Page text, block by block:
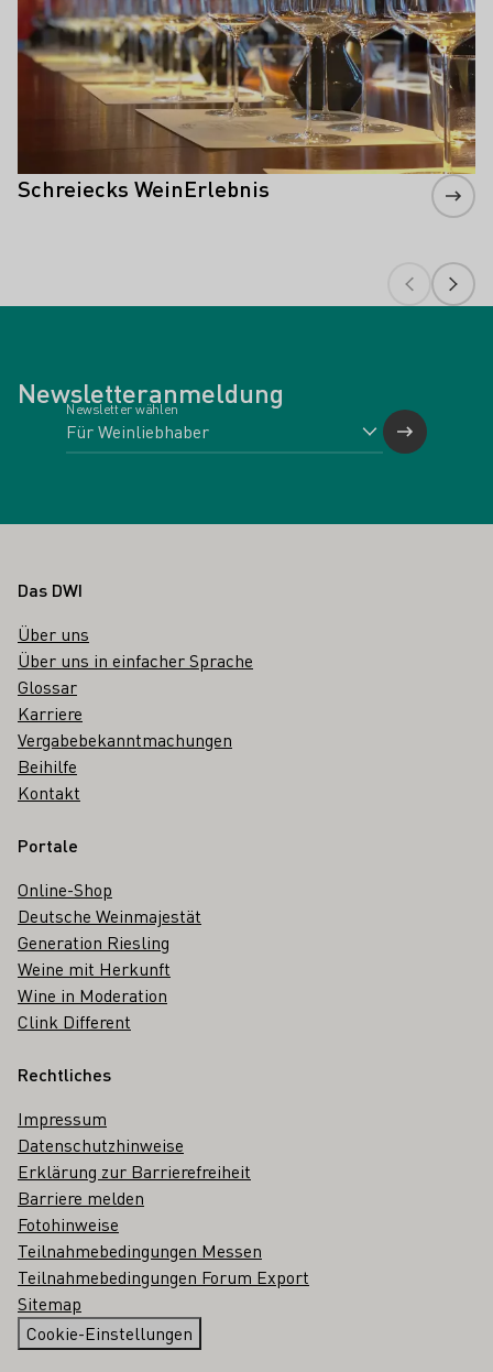
Schreiecks WeinErlebnis
Newsletteranmeldung
Newsletter wählen
Fußbereich
Das DWI
Über uns
Über uns in einfacher Sprache
Glossar
Karriere
Vergabebekanntmachungen
Beihilfe
Kontakt
Portale
Online-Shop
Deutsche Weinmajestät
Generation Riesling
Weine mit Herkunft
Wine in Moderation
Clink Different
Rechtliches
Impressum
Datenschutzhinweise
Erklärung zur Barrierefreiheit
Barriere melden
Fotohinweise
Teilnahmebedingungen Messen
Teilnahmebedingungen Forum Export
Sitemap
Cookie-Einstellungen